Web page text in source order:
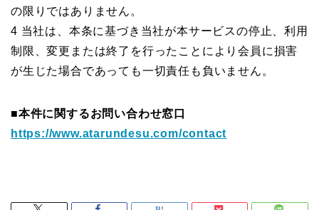
の限りではありません。
4 当社は、本条に基づき当社が本サービスの停止、利用
制限、変更または終了を行ったことにより会員に損害
が生じた場合であっても一切責任も負いません。
■本件に関するお問い合わせ窓口
https://www.atarundesu.com/contact